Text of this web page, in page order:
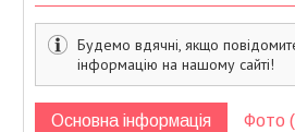
Будемо вдячні, якщо
інформацію на нашому сайті!
Основна інформація Фото